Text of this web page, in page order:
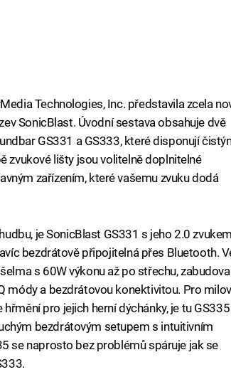
Technologies, Inc. představila zcela
SonicBlast. Úvodní sestava obsahuje dvě
GS331 a GS333, které disponují
zvukové lišty jsou volitelně doplnitelné
zařízením, které vašemu zvuku dodá
je SonicBlast GS331 s jeho 2.0
bezdrátově připojitelná přes Bluetooth.
s 60W výkonu až po střechu,
módy a bezdrátovou konektivitou. Pro
pro jejich herní dýchánky, je tu GS335
bezdrátovým setupem s intuitivním
se naprosto bez problémů spáruje jak se